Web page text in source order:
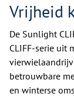
Vrijheid
De Sunlight
CLIFF-serie uit
betrouwbare
en winterse